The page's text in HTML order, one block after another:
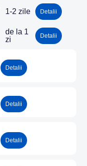
1-2 zile Detalii
de la 1
zi
Detalii
Detalii
Detalii
Detalii